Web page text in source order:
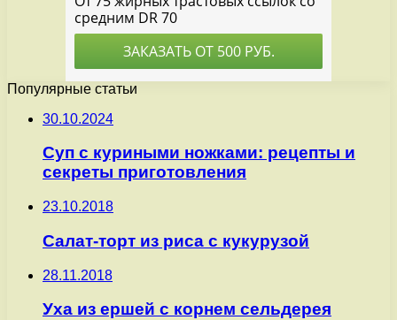
Популярные статьи
30.10.2024
Суп с куриными ножками: рецепты и
секреты приготовления
23.10.2018
Салат-торт из риса с кукурузой
28.11.2018
Уха из ершей с корнем сельдерея